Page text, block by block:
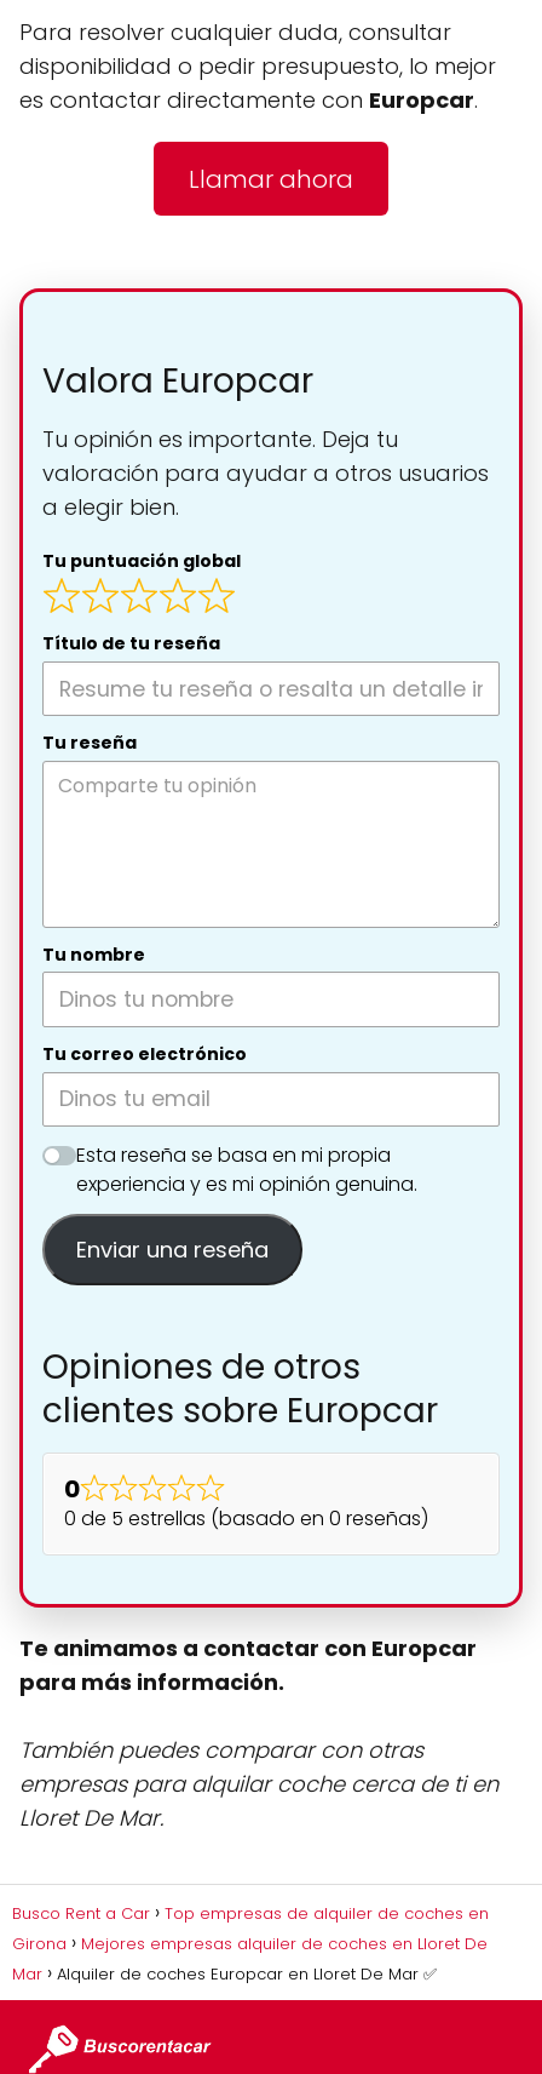
Para resolver cualquier duda, consultar
disponibilidad o pedir presupuesto, lo mejor
es contactar directamente con Europcar.
Llamar ahora
Valora Europcar
Tu opinión es importante. Deja tu
valoración para ayudar a otros usuarios
a elegir bien.
Tu puntuación global
Título de tu reseña
Tu reseña
Tu nombre
Tu correo electrónico
Esta reseña se basa en mi propia
experiencia y es mi opinión genuina.
Enviar una reseña
Opiniones de otros
clientes sobre Europcar
0
0 de 5 estrellas (basado en 0 reseñas)
Te animamos a contactar con Europcar
para más información.
También puedes comparar con otras
empresas para alquilar coche cerca de ti en
Lloret De Mar.
Busco Rent a Car
Top empresas de alquiler de coches en
Girona
Mejores empresas alquiler de coches en Lloret De
Mar
Alquiler de coches Europcar en Lloret De Mar ✅